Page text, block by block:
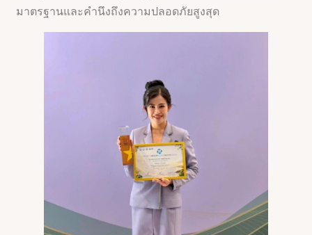
มาตรฐานและคำนึงถึงความปลอดภัยสูงสุด